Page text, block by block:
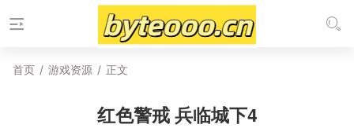
首页 / 游戏资源 / 正文
红色警戒 兵临城下4